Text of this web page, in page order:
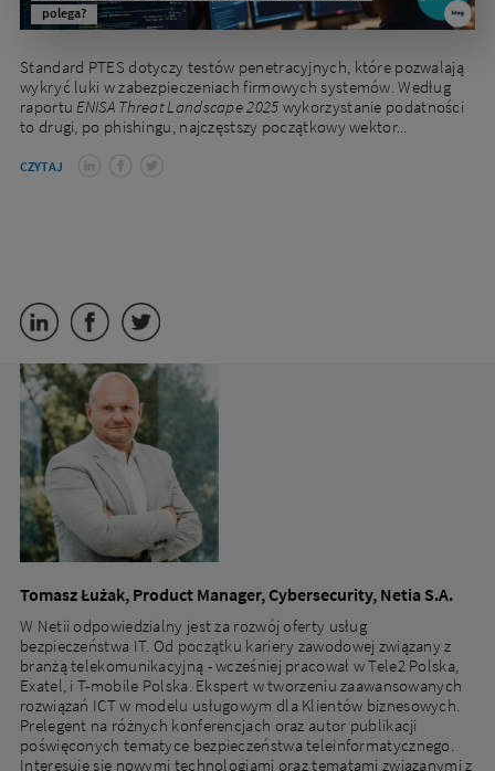
polega?
Standard PTES dotyczy testów penetracyjnych, które pozwalają
wykryć luki w zabezpieczeniach firmowych systemów. Według
raportuENISA Threat Landscape 2025 wykorzystanie podatności
to drugi, po phishingu, najczęstszy początkowy wektor...
CZYTAJ
Tomasz Łużak, Product Manager, Cybersecurity, Netia S.A.
W Netii odpowiedzialny jest za rozwój oferty usług
bezpieczeństwa IT. Od początku kariery zawodowej związany z
branżą telekomunikacyjną - wcześniej pracował w Tele2 Polska,
Exatel, i T-mobile Polska. Ekspert w tworzeniu zaawansowanych
rozwiązań ICT w modelu usługowym dla Klientów biznesowych.
Prelegent na różnych konferencjach oraz autor publikacji
poświęconych tematyce bezpieczeństwa teleinformatycznego.
Interesuje się nowymi technologiami oraz tematami związanymi z